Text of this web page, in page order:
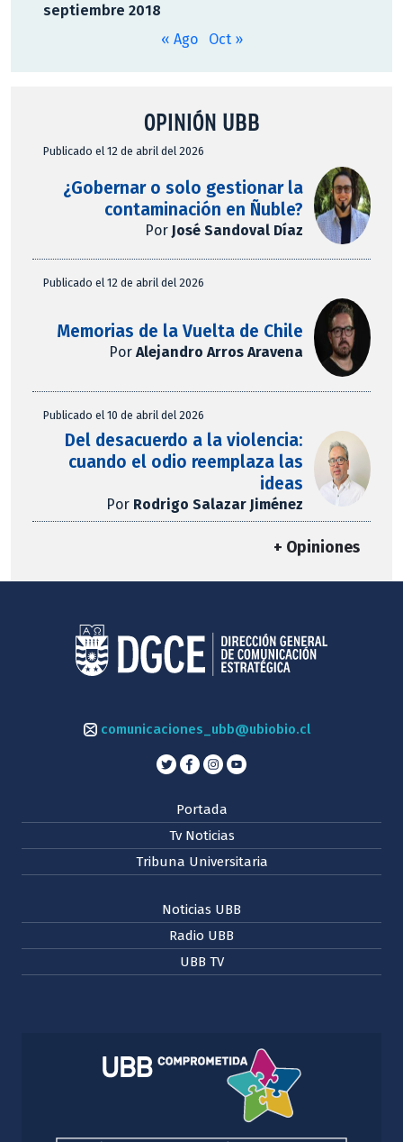
septiembre 2018
« Ago Oct »
OPINIÓN UBB
Publicado el 12 de abril del 2026
¿Gobernar o solo gestionar la
contaminación en Ñuble?
Por José Sandoval Díaz
Publicado el 12 de abril del 2026
Memorias de la Vuelta de Chile
PorAlejandro Arros Aravena
Publicado el 10 de abril del 2026
Del desacuerdo a la violencia:
cuando el odio reemplaza las
ideas
Por Rodrigo Salazar Jiménez
+ Opiniones
comunicaciones_ubb@ubiobio.cl
Portada
Tv Noticias
Tribuna Universitaria
Noticias UBB
Radio UBB
UBB TV